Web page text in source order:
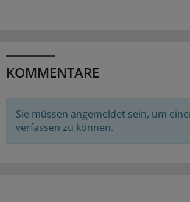
KOMMENTARE
Sie müssen angemeldet sein, um
verfassen zu können.